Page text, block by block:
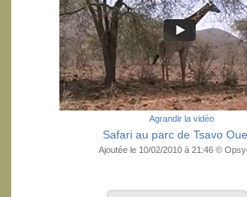
Agrandir la vidéo
Safari au parc de Tsavo
Ajoutée le 10/02/2010 à 21:46 ©